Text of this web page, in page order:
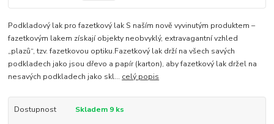
Podkladový lak pro fazetkový lak S naším nově vyvinutým produktem –
fazetkovým lakem získají objekty neobvyklý, extravagantní vzhled
„plazů“, tzv. fazetkovou optiku.Fazetkový lak drží na všech savých
podkladech jako jsou dřevo a papír (karton), aby fazetkový lak držel na
nesavých podkladech jako skl... celý popis
Dostupnost Skladem 9 ks